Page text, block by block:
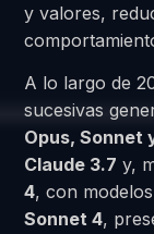
y valores,
A lo largo de
sucesivas
Opus, Sonnet
Claude 3.7 y,
4, con
Sonnet 4,